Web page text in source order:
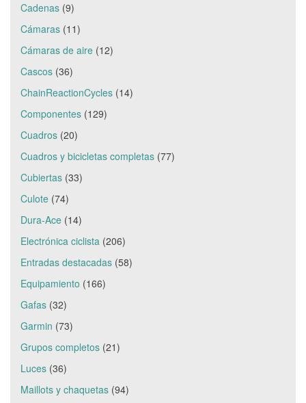
Cadenas (9)
Cámaras (11)
Cámaras de aire (12)
Cascos (36)
ChainReactionCycles (14)
Componentes (129)
Cuadros (20)
Cuadros y bicicletas completas (77)
Cubiertas (33)
Culote (74)
Dura-Ace (14)
Electrónica ciclista (206)
Entradas destacadas (58)
Equipamiento (166)
Gafas (32)
Garmin (73)
Grupos completos (21)
Luces (36)
Maillots y chaquetas (94)